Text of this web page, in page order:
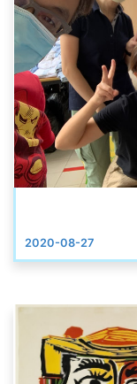
2020-08-27